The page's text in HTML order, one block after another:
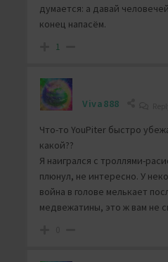
думается: а давай
конец напасём.
1
Viva888
Что-то YouPiter быстро
какой??
Я наигрался с троллями-
плюнул, не интересно. У
война в голове мелькает
медвежатины, это ж вам не